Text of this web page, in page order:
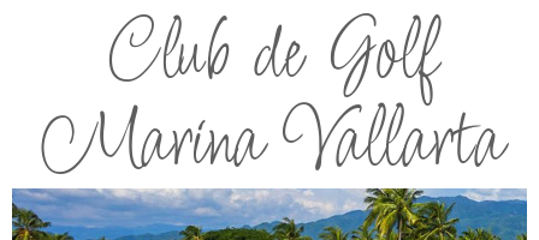
Club de Golf
Marina Vallarta